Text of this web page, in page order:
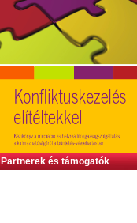
Partnerek és támogatók